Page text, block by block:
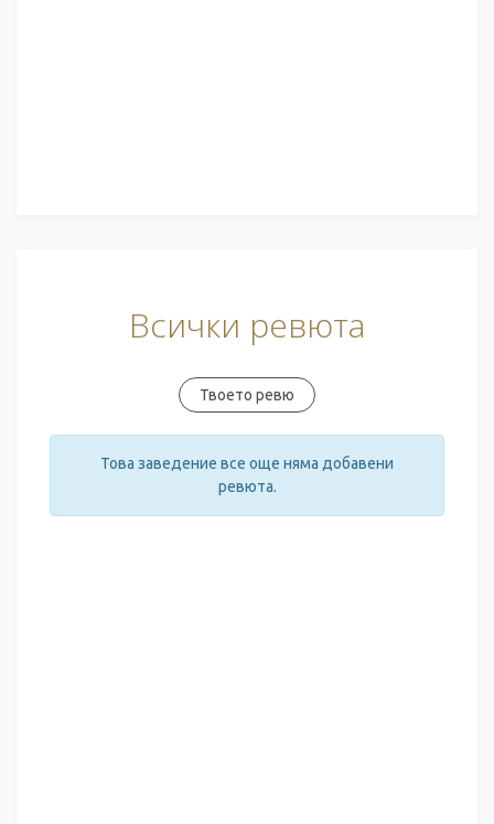
Всички ревюта
Твоето ревю
Това заведение все още няма добавени
ревюта.